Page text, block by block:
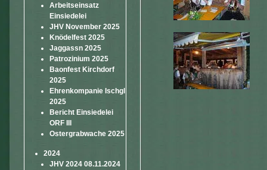
Arbeitseinsatz
Einsiedelei
JHV November 2025
Knödelfest 2025
Jaggassn 2025
Patrozinium 2025
Baonfest Kirchdorf
2025
Ehrenkompanie Ischgl
2025
Bericht Einsiedelei
ORF III
Ostergrabwache 2025
2024
JHV 2024 08.11.2024